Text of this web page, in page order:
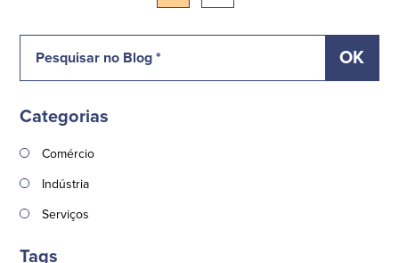
Categorias
Comércio
Indústria
Serviços
Tags